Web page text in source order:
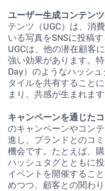
ユーザー生成コンテン
テンツ（UGC）は、消
いる写真をSNSに投稿
UGCは、他の潜在顧客
強い効果があります。
Day）のようなハッシ
タイルを共有すること
まり、共感が生まれます
キャンペーンを通じた
のキャンペーンやコン
進し、ブランドとのコ
機会です。たとえば、
ハッシュタグとともに
イベントを開催するこ
めつつ、顧客との関わ